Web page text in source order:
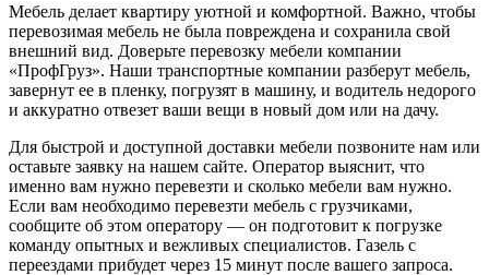
Мебель делает квартиру уютной и комфортной. Важно, чтобы
перевозимая мебель не была повреждена и сохранила свой
внешний вид. Доверьте перевозку мебели компании
«ПрофГруз». Наши транспортные компании разберут мебель,
завернут ее в пленку, погрузят в машину, и водитель недорого
и аккуратно отвезет ваши вещи в новый дом или на дачу.
Для быстрой и доступной доставки мебели позвоните нам или
оставьте заявку на нашем сайте. Оператор выяснит, что
именно вам нужно перевезти и сколько мебели вам нужно.
Если вам необходимо перевезти мебель с грузчиками,
сообщите об этом оператору — он подготовит к погрузке
команду опытных и вежливых специалистов. Газель с
переездами прибудет через 15 минут после вашего запроса.